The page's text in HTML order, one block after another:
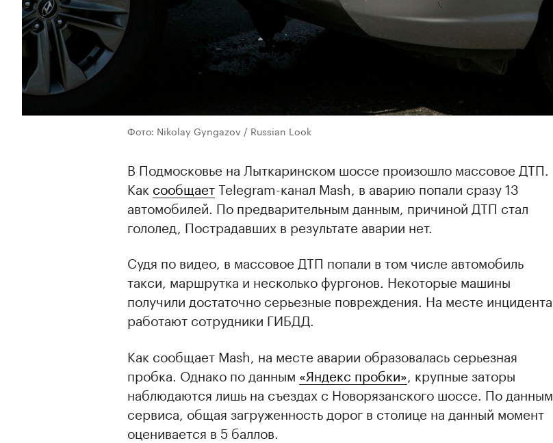
Фото: Nikolay Gyngazov / Russian Look
В Подмосковье на Лыткаринском шоссе произошло массовое ДТП.
Как сообщаетTelegram-канал Mash, в аварию попали сразу 13
автомобилей. По предварительным данным, причиной ДТП стал
гололед, Пострадавших в результате аварии нет.
Судя по видео, в массовое ДТП попали в том числе автомобиль
такси, маршрутка и несколько фургонов. Некоторые машины
получили достаточно серьезные повреждения. На месте инцидента
работают сотрудники ГИБДД.
Как сообщает Mash, на месте аварии образовалась серьезная
пробка. Однако по данным «Яндекс пробки» , крупные заторы
наблюдаются лишь на съездах с Новорязанского шоссе. По данным
сервиса, общая загруженность дорог в столице на данный момент
оценивается в 5 баллов.